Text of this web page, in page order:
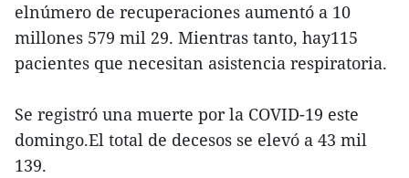
elnúmero de recuperaciones aumentó a 10
millones 579 mil 29. Mientras tanto, hay115
pacientes que necesitan asistencia respiratoria.
Se registró una muerte por la COVID-19 este
domingo.El total de decesos se elevó a 43 mil
139.